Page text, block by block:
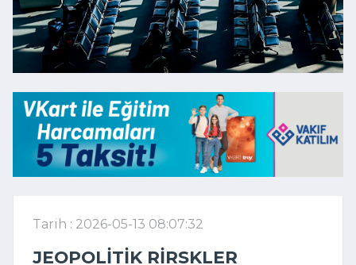
Tarih : 2026-05-13 08:07:32
JEOPOLITIK RIRSKLER